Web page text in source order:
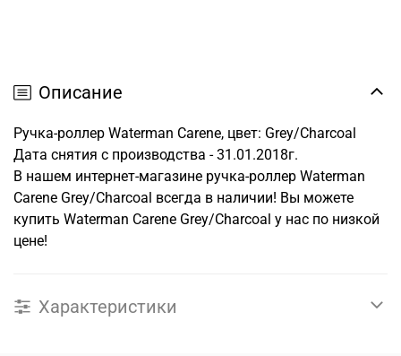
Описание
Ручка-роллер Waterman Carene, цвет: Grey/Charcoal
Дата снятия с производства - 31.01.2018г.
В нашем интернет-магазине ручка-роллер Waterman
Carene Grey/Charcoal всегда в наличии! Вы можете
купить Waterman Carene Grey/Charcoal у нас по низкой
цене!
Характеристики